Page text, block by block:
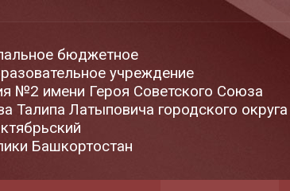
бюджетное
учреждение
№2 имени Героя Советского Союза
Талипа Латыповича городского округа
Башкортостан